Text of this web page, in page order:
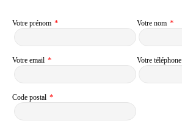
Votre prénom * Votre nom *
Votre email * Votre téléphone
Code postal *